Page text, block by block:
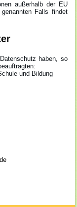
außerhalb der EU
Falls findet
haben, so
und Bildung